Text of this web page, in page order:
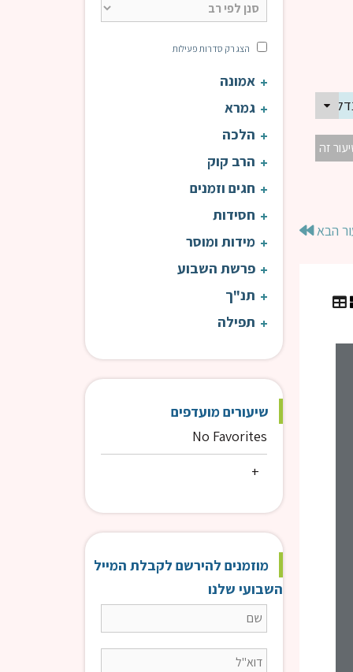
| פרקי אבות
זה
הבא
הצג רק סדרות פעילות
אמונה
גמרא
הלכה
הרב קוק
חגים וזמנים
חסידות
מידות ומוסר
פרשת השבוע
תנ"ך
תפילה
שיעורים מועדפים
No Favorites
מוזמנים להירשם לקבלת המייל
השבועי שלנו